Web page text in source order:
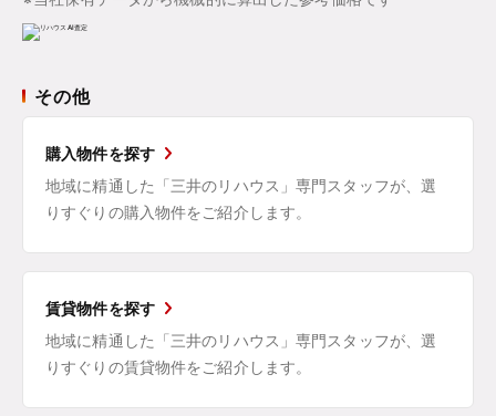
その他
購入物件を探す
地域に精通した「三井のリハウス」専門スタッフが、選
りすぐりの購入物件をご紹介します。
賃貸物件を探す
地域に精通した「三井のリハウス」専門スタッフが、選
りすぐりの賃貸物件をご紹介します。